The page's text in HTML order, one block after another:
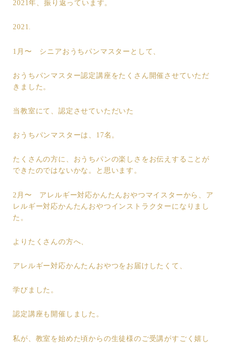
2021年、振り返っています。
2021.
1月〜 シニアおうちパンマスターとして、
おうちパンマスター認定講座をたくさん開催させていただ
きました。
当教室にて、認定させていただいた
おうちパンマスターは、17名。
たくさんの方に、おうちパンの楽しさをお伝えすることが
できたのではないかな。と思います。
2月〜 アレルギー対応かんたんおやつマイスターから、ア
レルギー対応かんたんおやつインストラクターになりまし
た。
よりたくさんの方へ、
アレルギー対応かんたんおやつをお届けしたくて、
学びました。
認定講座も開催しました。
私が、教室を始めた頃からの生徒様のご受講がすごく嬉し